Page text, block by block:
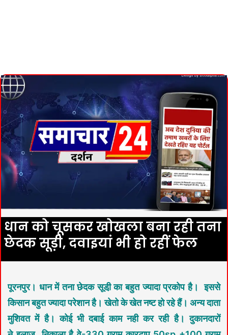
धान को चूसकर खोखला बना रही तना
छेदक सूड़ी, दवाइयां भी हो रहीं फेल
पूरनपुर। धान में तना छेदक सूडी़ का बहुत ज्यादा प्रकोप है। इससे
किसान बहुत ज्यादा परेशान है।खेतो के खेत नष्ट हो रहे हैं। अन्य दाता
मुशिवत में है। कोई भी दबाई काम नही कर रही है। दुकानदारों